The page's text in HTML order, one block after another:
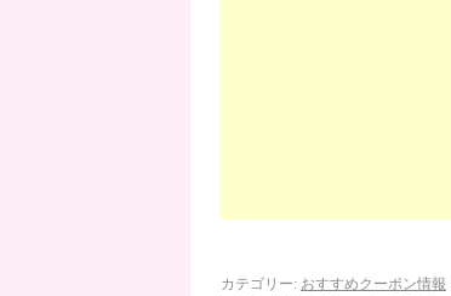
カテゴリー: おすすめクーポン情報